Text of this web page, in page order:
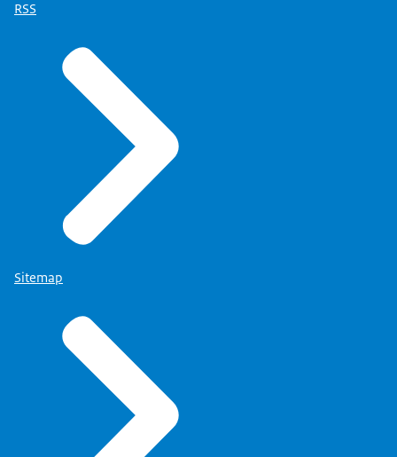
RSS
Sitemap